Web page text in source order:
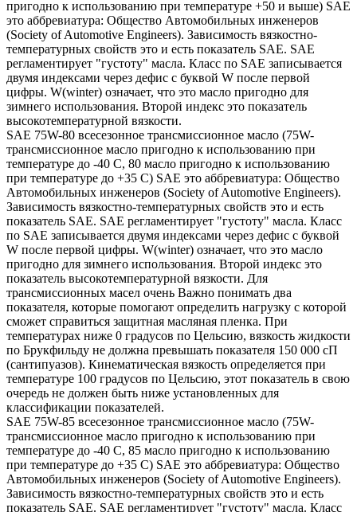
пригодно к использованию при температуре +50 и выше) SAE
это аббревиатура: Общество Автомобильных инженеров
(Society of Automotive Engineers). Зависимость вязкостно-
температурных свойств это и есть показатель SAE. SAE
регламентирует "густоту" масла. Класс по SAE записывается
двумя индексами через дефис с буквой W после первой
цифры. W(winter) означает, что это масло пригодно для
зимнего использования. Второй индекс это показатель
высокотемпературной вязкости.
SAE 75W-80 всесезонное трансмиссионное масло (75W-
трансмиссионное масло пригодно к использованию при
температуре до -40 С, 80 масло пригодно к использованию
при температуре до +35 С) SAE это аббревиатура: Общество
Автомобильных инженеров (Society of Automotive Engineers).
Зависимость вязкостно-температурных свойств это и есть
показатель SAE. SAE регламентирует "густоту" масла. Класс
по SAE записывается двумя индексами через дефис с буквой
W после первой цифры. W(winter) означает, что это масло
пригодно для зимнего использования. Второй индекс это
показатель высокотемпературной вязкости. Для
трансмиссионных масел очень Важно понимать два
показателя, которые помогают определить нагрузку с которой
сможет справиться защитная масляная пленка. При
температурах ниже 0 градусов по Цельсию, вязкость жидкости
по Брукфильду не должна превышать показателя 150 000 сП
(сантипуазов). Кинематическая вязкость определяется при
температуре 100 градусов по Цельсию, этот показатель в свою
очередь не должен быть ниже установленных для
классификации показателей.
SAE 75W-85 всесезонное трансмиссионное масло (75W-
трансмиссионное масло пригодно к использованию при
температуре до -40 С, 85 масло пригодно к использованию
при температуре до +35 С) SAE это аббревиатура: Общество
Автомобильных инженеров (Society of Automotive Engineers).
Зависимость вязкостно-температурных свойств это и есть
показатель SAE. SAE регламентирует "густоту" масла. Класс